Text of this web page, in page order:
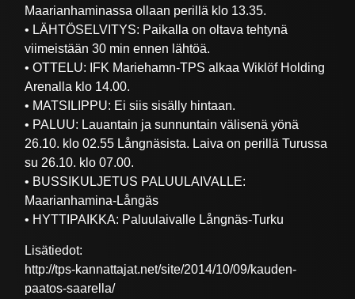
Maarianhaminassa ollaan perillä klo 13.35.
• LÄHTÖSELVITYS: Paikalla on oltava tehtynä
viimeistään 30 min ennen lähtöä.
• OTTELU: IFK Mariehamn-TPS alkaa Wiklöf Holding
Arenalla klo 14.00.
• MATSILIPPU: Ei siis sisälly hintaan.
• PALUU: Lauantain ja sunnuntain välisenä yönä
26.10. klo 02.55 Långnäsista. Laiva on perillä Turussa
su 26.10. klo 07.00.
• BUSSIKULJETUS PALUULAIVALLE:
Maarianhamina-Långäs
• HYTTIPAIKKA: Paluulaivalle Långnäs-Turku
Lisätiedot:
http://tps-kannattajat.net/site/2014/10/09/kauden-
paatos-saarella/